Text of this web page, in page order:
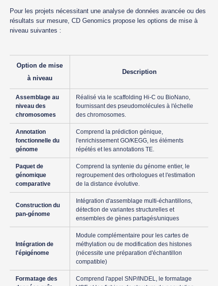
Pour les projets nécessitant une analyse de données avancée ou des
résultats sur mesure, CD Genomics propose les options de mise à
niveau suivantes :
Option de mise
à niveau
Description
Assemblage au
niveau des
chromosomes
Réalisé via le scaffolding Hi-C ou BioNano,
fournissant des pseudomolécules à l'échelle
des chromosomes.
Annotation
fonctionnelle du
génome
Comprend la prédiction génique,
l'enrichissement GO/KEGG, les éléments
répétés et les annotations TE.
Paquet de
génomique
comparative
Comprend la syntenie du génome entier, le
regroupement des orthologues et l'estimation
de la distance évolutive.
Construction du
pan-génome
Intégration d'assemblage multi-échantillons,
détection de variantes structurelles et
ensembles de gènes partagés/uniques
Intégration de
l'épigénome
Module complémentaire pour les cartes de
méthylation ou de modification des histones
(nécessite une préparation d'échantillon
compatible)
Formatage des
Comprend l'appel SNP/INDEL, le formatage